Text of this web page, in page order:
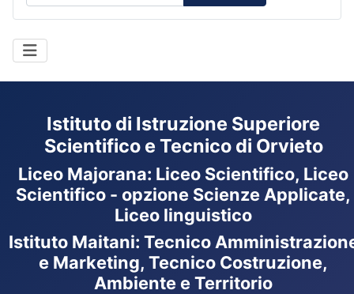
Istituto di Istruzione Superiore
Scientifico e Tecnico di Orvieto
Liceo Majorana: Liceo Scientifico, Liceo
Scientifico - opzione Scienze Applicate,
Liceo linguistico
Istituto Maitani: Tecnico
e Marketing, Tecnico Costruzione,
Ambiente e Territorio